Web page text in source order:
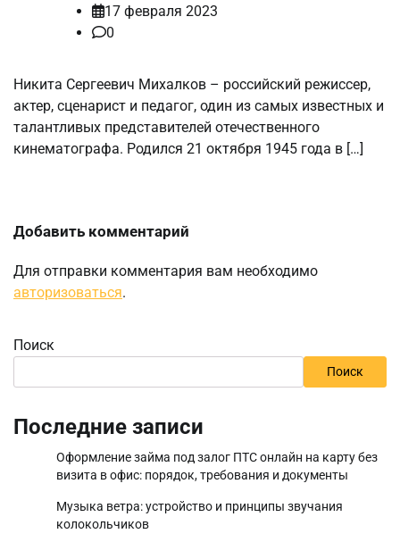
17 февраля 2023
0
Никита Сергеевич Михалков – российский режиссер,
актер, сценарист и педагог, один из самых известных и
талантливых представителей отечественного
кинематографа. Родился 21 октября 1945 года в […]
Добавить комментарий
Для отправки комментария вам необходимо
авторизоваться.
Поиск
Поиск
Последние записи
Оформление займа под залог ПТС онлайн на карту без
визита в офис: порядок, требования и документы
Музыка ветра: устройство и принципы звучания
колокольчиков